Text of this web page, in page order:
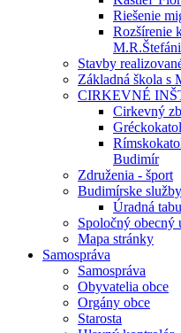
Riešenie
Rozšírenie
Stavby
Základná škola s
CIRKEVNÉ
Cirkevný
Budimír
Združenia - šport
Budimírske
Úradná
Spoločný obecný
Mapa stránky
Samospráva
Samospráva
Obyvatelia obce
Orgány obce
Starosta